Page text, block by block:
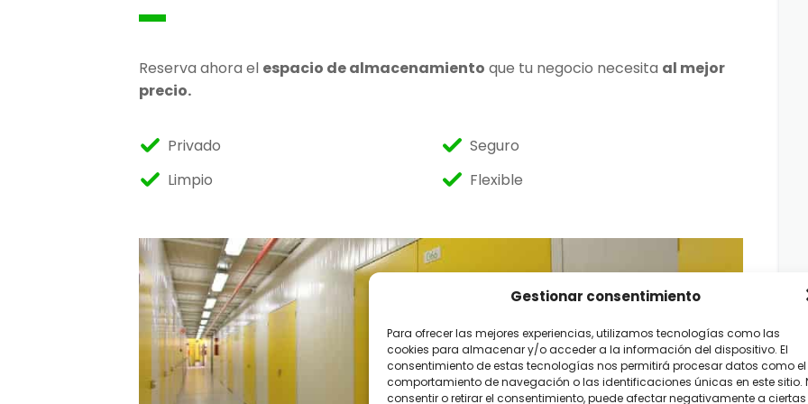
Gestionar consentimiento
Para ofrecer las mejores experiencias, utilizamos tecnologías como las
cookies para almacenar y/o acceder a la información del dispositivo. El
consentimiento de estas tecnologías nos permitirá procesar datos como el
comportamiento de navegación o las identificaciones únicas en este sitio.
consentir o retirar el consentimiento, puede afectar negativamente a ciertas
Reserva ahora el espacio de almacenamiento que tu negocio necesita al mejor
precio.
Privado
Seguro
Limpio
Flexible